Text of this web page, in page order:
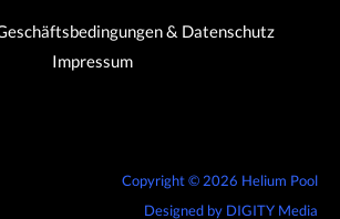
& Datenschutz
Impressum
Copyright © 2026 Helium Pool
Designed by DIGITY Media